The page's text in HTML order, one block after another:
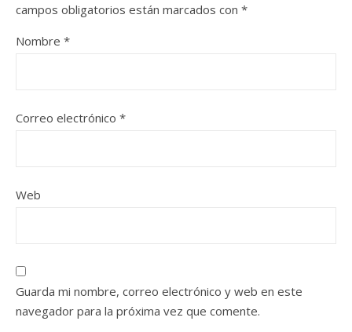
campos obligatorios están marcados con *
Nombre *
Correo electrónico *
Web
Guarda mi nombre, correo electrónico y web en este
navegador para la próxima vez que comente.